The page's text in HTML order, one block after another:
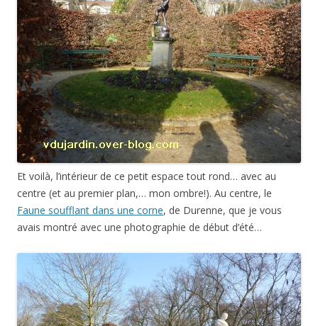
Et voilà, l’intérieur de ce petit espace tout rond… avec au
centre (et au premier plan,… mon ombre!). Au centre, le
Faune soufflant dans une corne, de Durenne, que je vous
avais montré avec une photographie de début d’été…